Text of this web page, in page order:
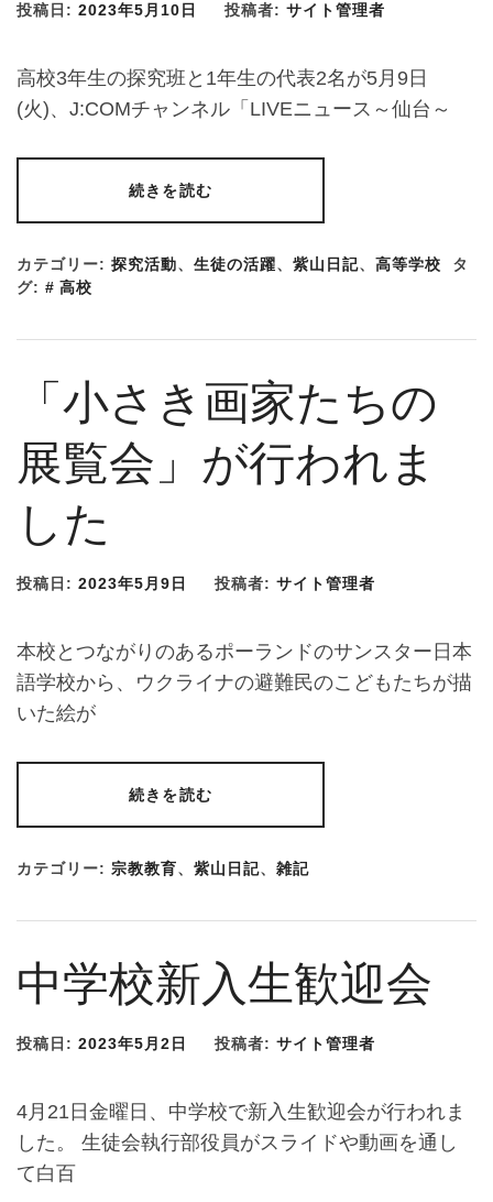
投稿日: 2023年5月10日 投稿者: サイト管理者
高校3年生の探究班と1年生の代表2名が5月9日
(火)、J:COMチャンネル「LIVEニュース～仙台～
続きを読む
カテゴリー: 探究活動、 生徒の活躍、 紫山日記、 高等学校
タ
グ:
高校
「小さき画家たちの
展覧会」が行われま
した
投稿日: 2023年5月9日 投稿者: サイト管理者
本校とつながりのあるポーランドのサンスター日本
語学校から、ウクライナの避難民のこどもたちが描
いた絵が
続きを読む
カテゴリー: 宗教教育、 紫山日記、 雑記
中学校新入生歓迎会
投稿日: 2023年5月2日 投稿者: サイト管理者
4月21日金曜日、中学校で新入生歓迎会が行われま
した。 生徒会執行部役員がスライドや動画を通し
て白百